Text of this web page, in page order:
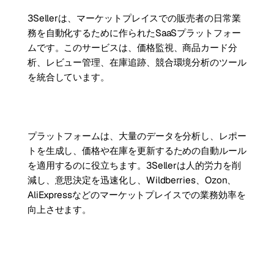
3Sellerは、マーケットプレイスでの販売者の日常業
務を自動化するために作られたSaaSプラットフォー
ムです。このサービスは、価格監視、商品カード分
析、レビュー管理、在庫追跡、競合環境分析のツール
を統合しています。
プラットフォームは、大量のデータを分析し、レポー
トを生成し、価格や在庫を更新するための自動ルール
を適用するのに役立ちます。3Sellerは人的労力を削
減し、意思決定を迅速化し、Wildberries、Ozon、
AliExpressなどのマーケットプレイスでの業務効率を
向上させます。